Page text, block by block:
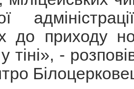
до приходу
тіні», -